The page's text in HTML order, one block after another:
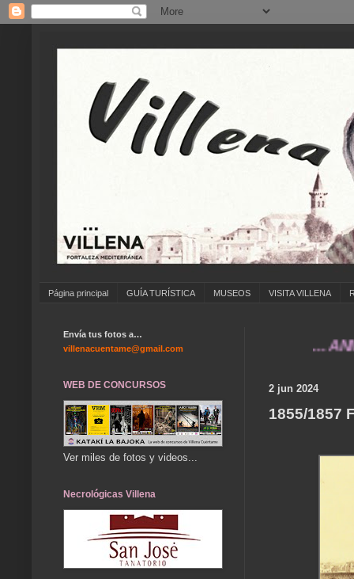
Página principal GUÍA TURÍSTICA MUSEOS VISITA VILLENA
... ANÍMATE
2 jun 2024
1855/1857
Envía tus fotos a…
villenacuentame@gmail.com
WEB DE CONCURSOS
Ver miles de fotos y videos...
Necrológicas Villena